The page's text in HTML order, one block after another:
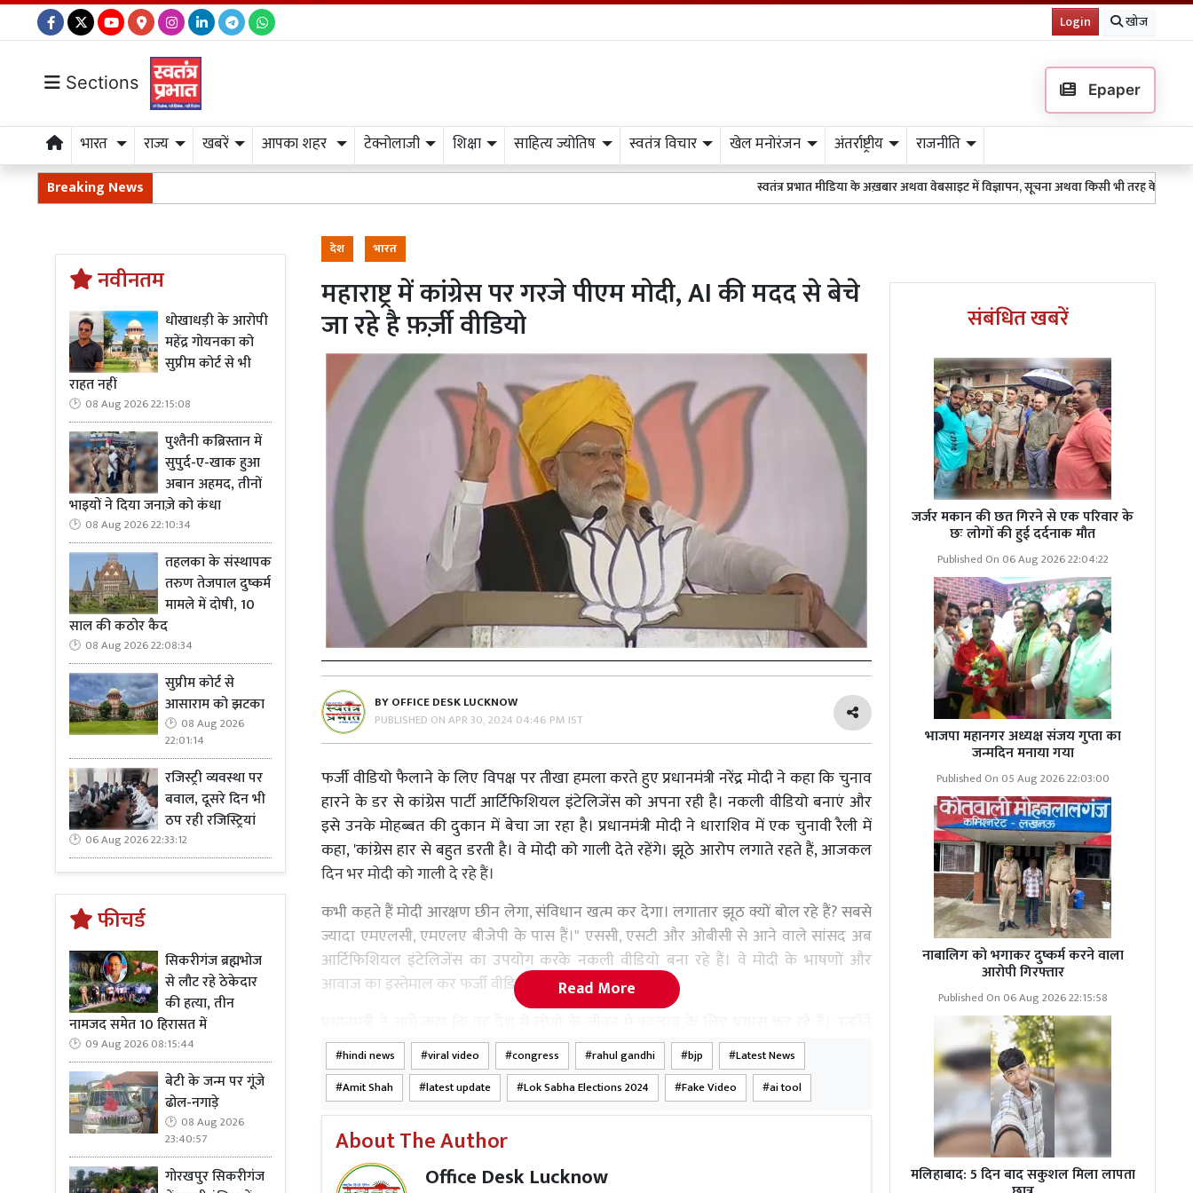
Login खोज
Sections Epaper
भारत राज्य खबरें आपका शहर टेक्नोलाजी शिक्षा साहित्य ज्योतिष स्वतंत्र विचार खेल मनोरंजन अंतर्राष्ट्रीय राजनीति
Breaking News स्वतंत्र प्रभात मीडिया के अख़बार अथवा वेबसाइट में विज्ञापन, सूचना अथवा किसी भी तरह के प्रकाशन के लिए
नवीनतम
धोखाधड़ी के आरोपी
महेंद्र गोयनका को
सुप्रीम कोर्ट से भी
राहत नहीं
08 Aug 2026 22:15:08
पुश्तैनी कब्रिस्तान में
सुपुर्द-ए-खाक हुआ
अबान अहमद, तीनों
भाइयों ने दिया जनाज़े को कंधा
08 Aug 2026 22:10:34
तहलका के संस्थापक
तरुण तेजपाल दुष्कर्म
मामले में दोषी, 10
साल की कठोर कैद
08 Aug 2026 22:08:34
सुप्रीम कोर्ट से
आसाराम को झटका
08 Aug 2026
22:01:14
रजिस्ट्री व्यवस्था पर
बवाल, दूसरे दिन भी
ठप रही रजिस्ट्रियां
06 Aug 2026 22:33:12
फीचर्ड
सिकरीगंज ब्रह्मभोज
से लौट रहे ठेकेदार
की हत्या, तीन
नामजद समेत 10 हिरासत में
09 Aug 2026 08:15:44
बेटी के जन्म पर गूंजे
ढोल-नगाड़े
08 Aug 2026
23:40:57
गोरखपुर सिकरीगंज
देश भारत
महाराष्ट्र में कांग्रेस पर गरजे पीएम मोदी, AI की मदद से बेचे
जा रहे है फ़र्ज़ी वीडियो
BYOFFICE DESK LUCKNOW
PUBLISHED ONAPR 30, 2024 04:46 PM IST
फर्जी वीडियो फैलाने के लिए विपक्ष पर तीखा हमला करते हुए प्रधानमंत्री नरेंद्र मोदी ने कहा कि चुनाव
हारने के डर से कांग्रेस पार्टी आर्टिफिशियल इंटेलिजेंस को अपना रही है। नकली वीडियो बनाएं और
इसे उनके मोहब्बत की दुकान में बेचा जा रहा है। प्रधानमंत्री मोदी ने धाराशिव में एक चुनावी रैली में
कहा, 'कांग्रेस हार से बहुत डरती है। वे मोदी को गाली देते रहेंगे। झूठे आरोप लगाते रहते हैं, आजकल
दिन भर मोदी को गाली दे रहे हैं।
कभी कहते हैं मोदी आरक्षण छीन लेगा, संविधान खत्म कर देगा। लगातार झूठ क्यों बोल रहे हैं? सबसे
ज्यादा एमएलसी, एमएलए बीजेपी के पास हैं।" एससी, एसटी और ओबीसी से आने वाले सांसद अब
आर्टिफिशियल इंटेलिजेंस का उपयोग करके नकली वीडियो बना रहे हैं। वे मोदी के भाषणों और
आवाज का इस्तेमाल कर फर्जी वीडियो बना रहे हैं।'
कहा, "मोदी आपके जीवन को बदलने के लिए दिन-रात काम करते हैं, जबकि INDI गठबंधन मोदी को
बदलने के लिए सभी प्रयास कर रहा है। मैं आपके जीवन को बदलना चाहता हूं लेकिन वे मुझे बदलना
चाहते हैं।" उन्होंने आगे उल्लेख किया कि कांग्रेस की केवल एक ही पहचान "विश्वासघात" है और उसने
कई मौकों पर "मराठवाड़ा की भूमि" को धोखा दिया है।
क्या एक कमजोर सरकार एक मजबूत राष्ट्र बना सकती है? क्या कांग्रेस सरकार भारत को नई ऊंचाइयों
पर ले जा सकती है? कांग्रेस की केवल एक ही पहचान है - विश्वासघात"। इसने महाराष्ट्र को धोखा दिया
Read More
hindi news viral video congress rahul gandhi bjp
Latest News
Amit Shah
latest update Lok Sabha Elections 2024 Fake Video ai tool
About The Author
Office Desk Lucknow
संबंधित खबरें
जर्जर मकान की छत गिरने से एक परिवार के
छः लोगों की हुई दर्दनाक मौत
Published On 06 Aug 2026 22:04:22
भाजपा महानगर अध्यक्ष संजय गुप्ता का
जन्मदिन मनाया गया
Published On 05 Aug 2026 22:03:00
नाबालिग को भगाकर दुष्कर्म करने वाला
आरोपी गिरफ्तार
Published On 06 Aug 2026 22:15:58
मलिहाबाद: 5 दिन बाद सकुशल मिला लापता